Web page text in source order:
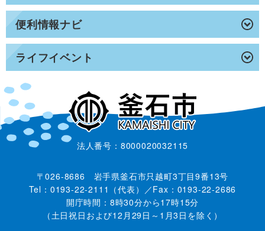
便利情報ナビ
ライフイベント
法人番号：8000020032115
〒026-8686 岩手県釜石市只越町3丁目9番13号
Tel：0193-22-2111（代表）／Fax：0193-22-2686
開庁時間：8時30分から17時15分
（土日祝日および12月29日～1月3日を除く）